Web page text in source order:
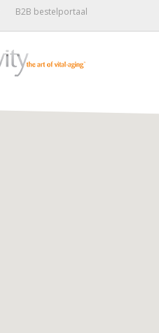
B2B bestelportaal